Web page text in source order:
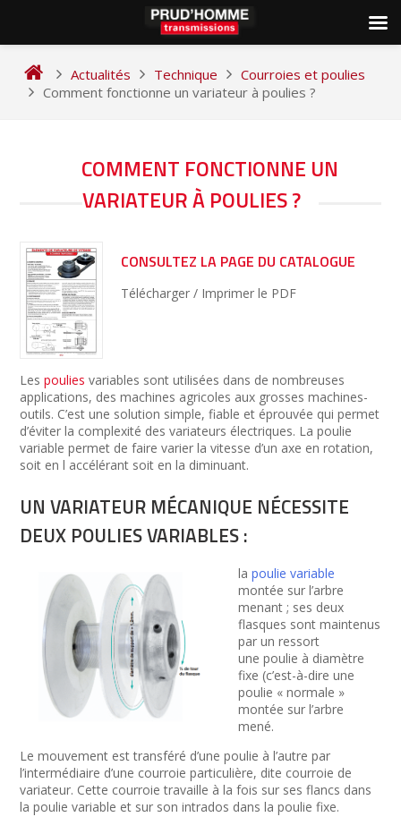
content
Actualités Technique
Courroies et poulies
Comment fonctionne un variateur à poulies ?
COMMENT FONCTIONNE UN
VARIATEUR À POULIES ?
CONSULTEZ LA PAGE DU CATALOGUE
Télécharger / Imprimer le PDF
Lespoulies variables sont utilisées dans de nombreuses
applications, des machines agricoles aux grosses machines-
outils. C’est une solution simple, fiable et éprouvée qui permet
d’éviter la complexité des variateurs électriques. La poulie
variable permet de faire varier la vitesse d’un axe en rotation,
soit en l accélérant soit en la diminuant.
UN VARIATEUR MÉCANIQUE NÉCESSITE
DEUX POULIES VARIABLES :
lapoulie variable
montée sur l’arbre
menant ; ses deux
flasques sont maintenus
par un ressort
une poulie à diamètre
fixe (c’est-à-dire une
poulie « normale »
montée sur l’arbre
mené.
Le mouvement est transféré d’une poulie à l’autre par
l’intermédiaire d’une courroie particulière, dite courroie de
variateur. Cette courroie travaille à la fois sur ses flancs dans
la poulie variable et sur son intrados dans la poulie fixe.
NAVIGATION